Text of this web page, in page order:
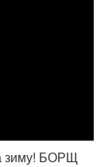
зиму! БОРЩ